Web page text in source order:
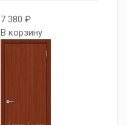
7 380 ₽
В корзину